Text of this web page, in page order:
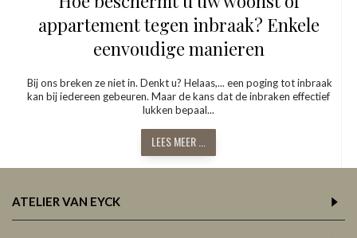
appartement tegen inbraak? Enkele
eenvoudige manieren
Bij ons breken ze niet in. Denkt u? Helaas,... een poging tot inbraak
kan bij iedereen gebeuren. Maar de kans dat de inbraken effectief
lukken bepaal...
LEES MEER ...
ATELIER VAN EYCK